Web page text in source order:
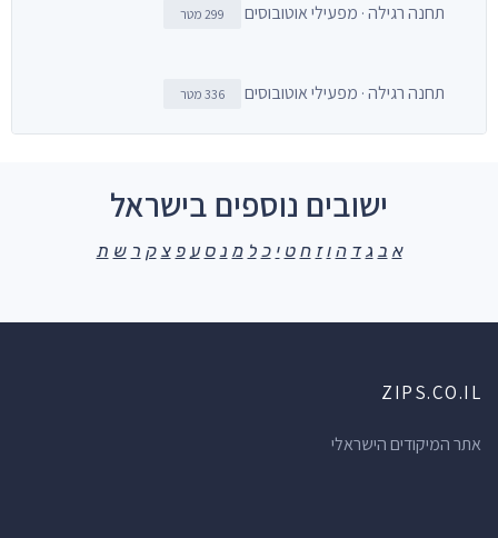
תחנה רגילה · מפעילי אוטובוסים 299 מטר
תחנה רגילה · מפעילי אוטובוסים 336 מטר
ישובים נוספים בישראל
א ב ג ד ה ו ז ח ט י כ ל מ נ ס ע פ צ ק ר ש ת
ZIPS.CO.IL
אתר המיקודים הישראלי